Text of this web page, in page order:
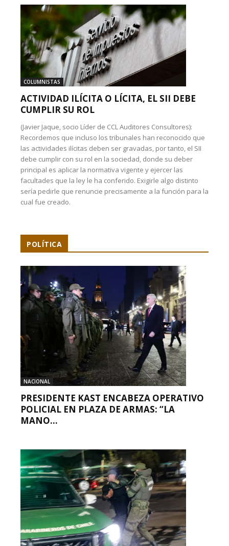
COLUMNISTAS
ACTIVIDAD ILÍCITA O LÍCITA, EL SII DEBE
CUMPLIR SU ROL
(Javier Jaque, socio Líder de CCL Auditores Consultores):
Recordemos que incluso los tribunales han reconocido que
las actividades ilícitas deben ser gravadas, por tanto, el SII
debe cumplir con su rol en la sociedad, donde su deber
principal es aplicar la normativa vigente y ejercer las
facultades que la ley le ha conferido. Exigirle algo distinto
sería pedirle que renuncie precisamente a la función para la
cual fue creado.
POLÍTICA
NACIONAL
PRESIDENTE KAST ENCABEZA OPERATIVO
POLICIAL EN PLAZA DE ARMAS: “LA
MANO...